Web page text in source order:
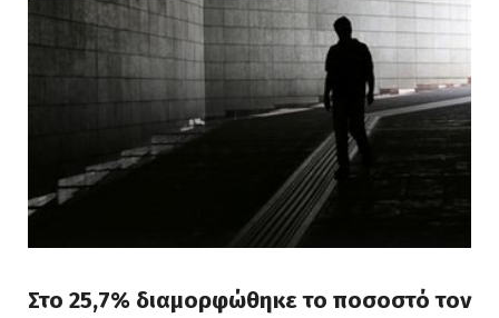
Στο 25,7% διαμορφώθηκε το ποσοστό τον